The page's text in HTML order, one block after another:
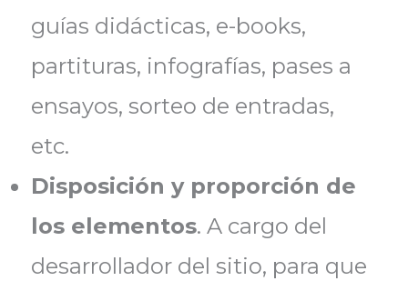
guías didácticas, e-books,
partituras, infografías, pases a
ensayos, sorteo de entradas,
etc.
Disposición y proporción de
los elementos. A cargo del
desarrollador del sitio, para que